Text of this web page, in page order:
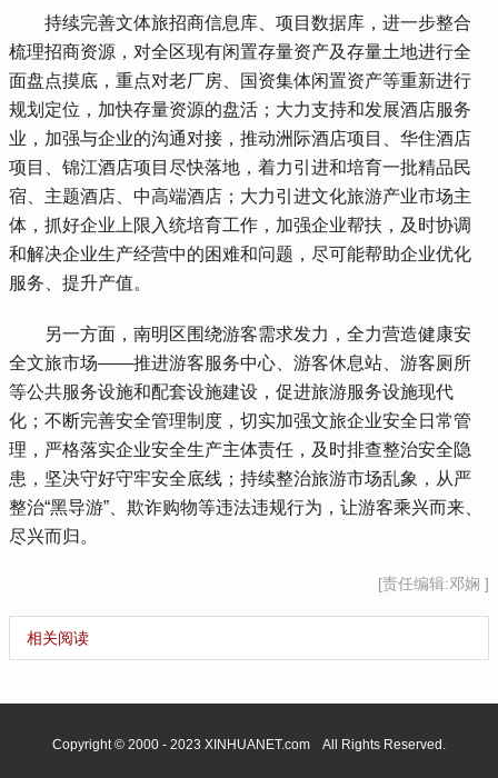
持续完善文体旅招商信息库、项目数据库，进一步整合
梳理招商资源，对全区现有闲置存量资产及存量土地进行全
面盘点摸底，重点对老厂房、国资集体闲置资产等重新进行
规划定位，加快存量资源的盘活；大力支持和发展酒店服务
业，加强与企业的沟通对接，推动洲际酒店项目、华住酒店
项目、锦江酒店项目尽快落地，着力引进和培育一批精品民
宿、主题酒店、中高端酒店；大力引进文化旅游产业市场主
体，抓好企业上限入统培育工作，加强企业帮扶，及时协调
和解决企业生产经营中的困难和问题，尽可能帮助企业优化
服务、提升产值。
另一方面，南明区围绕游客需求发力，全力营造健康安
全文旅市场——推进游客服务中心、游客休息站、游客厕所
等公共服务设施和配套设施建设，促进旅游服务设施现代
化；不断完善安全管理制度，切实加强文旅企业安全日常管
理，严格落实企业安全生产主体责任，及时排查整治安全隐
患，坚决守好守牢安全底线；持续整治旅游市场乱象，从严
整治“黑导游”、欺诈购物等违法违规行为，让游客乘兴而来、
尽兴而归。
[责任编辑:邓娴 ]
相关阅读
Copyright © 2000 - 2023 XINHUANET.com All Rights Reserved.